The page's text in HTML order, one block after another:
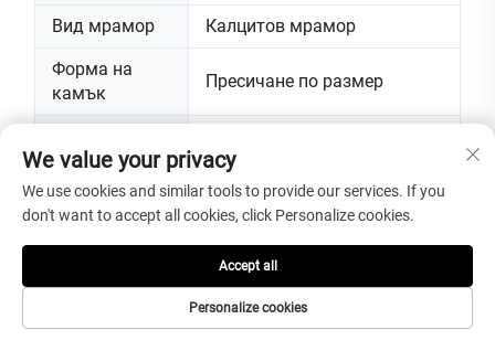
Вид мрамор Калцитов мрамор
Форма на
камък
Пресичане по размер
Повърхностна
обработка
Лициран / матиран
Интериори на хотели, стилни
работни повърхности,
мраморни подове, стенни
панели, акцентни стени,
We value your privacy
We use cookies and similar tools to provide our services. If you
don't want to accept all cookies, click Personalize cookies.
Personalize cookies
Accept all